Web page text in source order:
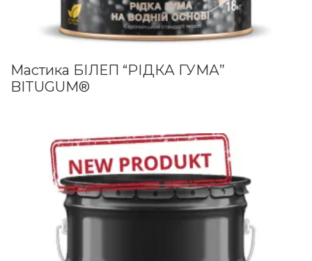
Мастика БІЛЕП “РІДКА ГУМА”
BITUGUM®